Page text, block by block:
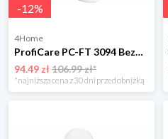
-12%
4Home
ProfiCare PC-FT 3094 Bezdotykowy termometr na podczerwień
94.49 zł106.99 zł*
*najniższa cena z 30 dni przed obniżką